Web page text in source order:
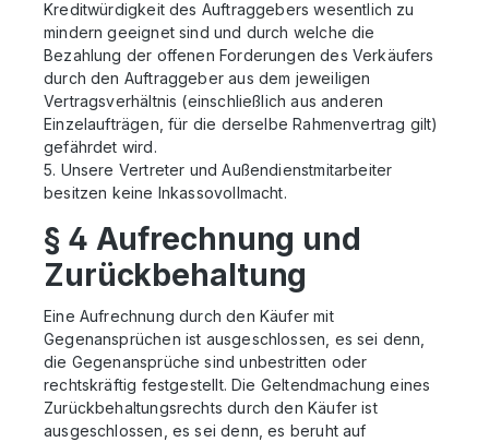
Kreditwürdigkeit des Auftraggebers wesentlich zu
mindern geeignet sind und durch welche die
Bezahlung der offenen Forderungen des Verkäufers
durch den Auftraggeber aus dem jeweiligen
Vertragsverhältnis (einschließlich aus anderen
Einzelaufträgen, für die derselbe Rahmenvertrag gilt)
gefährdet wird.
5. Unsere Vertreter und Außendienstmitarbeiter
besitzen keine Inkassovollmacht.
§ 4 Aufrechnung und
Zurückbehaltung
Eine Aufrechnung durch den Käufer mit
Gegenansprüchen ist ausgeschlossen, es sei denn,
die Gegenansprüche sind unbestritten oder
rechtskräftig festgestellt. Die Geltendmachung eines
Zurückbehaltungsrechts durch den Käufer ist
ausgeschlossen, es sei denn, es beruht auf